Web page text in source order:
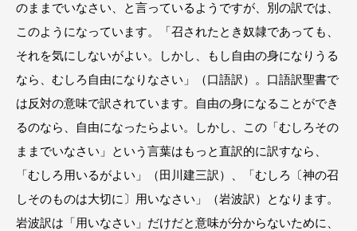
のままでいなさい、と言っているようですが、別の訳では、
このようになっています。「召されたとき奴隷であっても、
それを気にしないがよい。しかし、もし自由の身になりうる
なら、むしろ自由になりなさい」（口語訳）。口語訳聖書で
は反対の意味で訳されています。自由の身になることができ
るのなら、自由になったらよい。しかし、この「むしろその
ままでいなさい」という言葉はもっと直訳的に訳すなら、
「むしろ用いるがよい」（田川建三訳）、「むしろ〔神の召
しそのものは大切に〕用いなさい」（岩波訳）となります。
岩波訳は「用いなさい」だけだと意味が分からないために、